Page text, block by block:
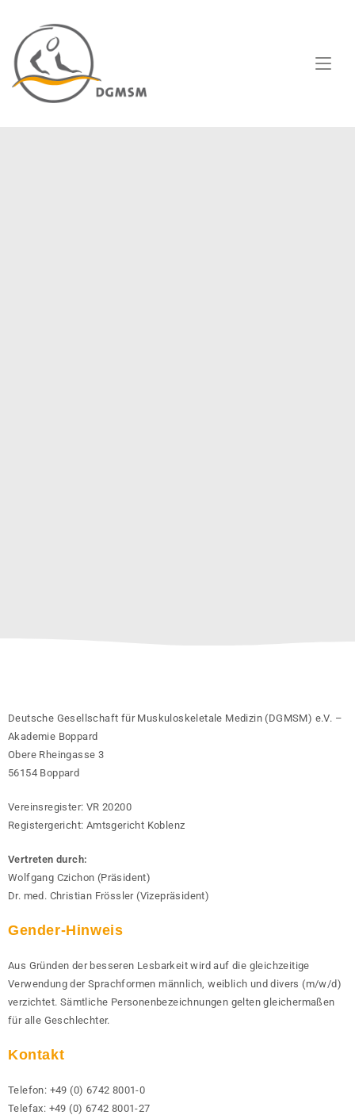
Deutsche Gesellschaft für Muskuloskeletale Medizin (DGMSM) e.V. –
Akademie Boppard
Obere Rheingasse 3
56154 Boppard
Vereinsregister: VR 20200
Registergericht: Amtsgericht Koblenz
Vertreten durch:
Wolfgang Czichon (Präsident)
Dr. med. Christian Frössler (Vizepräsident)
Gender-Hinweis
Aus Gründen der besseren Lesbarkeit wird auf die gleichzeitige
Verwendung der Sprachformen männlich, weiblich und divers (m/w/d)
verzichtet. Sämtliche Personenbezeichnungen gelten gleichermaßen
für alle Geschlechter.
Kontakt
Telefon: +49 (0) 6742 8001-0
Telefax: +49 (0) 6742 8001-27